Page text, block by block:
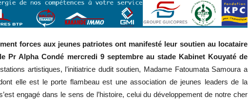
forces aux jeunes patriotes ont manifesté leur soutien au locataire
Pr Alpha Condé mercredi 9 septembre au stade Kabinet Kouyaté de
artistiques, l’initiatrice dudit soutien, Madame Fatoumata Samoura a
elle est le porte flambeau est une association de jeunes leaders de la
engagé dans le sens de l’histoire, celui du développement de notre cher